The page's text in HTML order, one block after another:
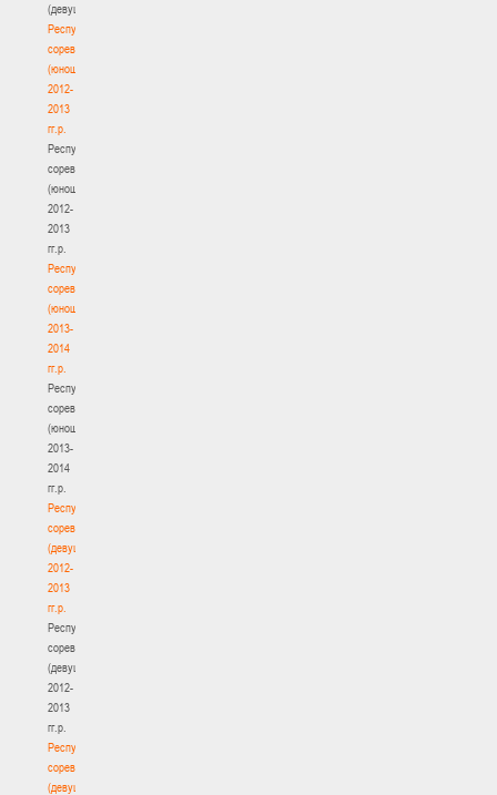
(девушки)
Республиканские
соревнования
(юноши)
2012-
2013
гг.р.
Республиканские
соревнования
(юноши)
2012-
2013
гг.р.
Республиканские
соревнования
(юноши)
2013-
2014
гг.р.
Республиканские
соревнования
(юноши)
2013-
2014
гг.р.
Республиканские
соревнования
(девушки)
2012-
2013
гг.р.
Республиканские
соревнования
(девушки)
2012-
2013
гг.р.
Республиканские
соревнования
(девушки)